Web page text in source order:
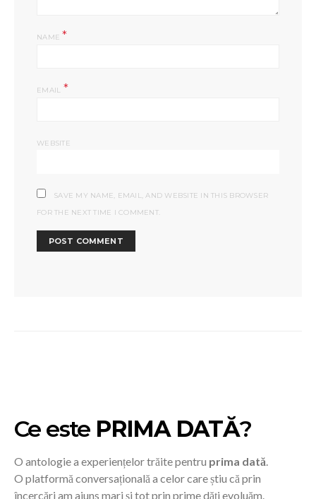
NAME*
EMAIL *
WEBSITE
SAVE MY NAME, EMAIL, AND WEBSITE IN THIS BROWSER
FOR THE NEXT TIME I COMMENT.
Ce este PRIMA DATĂ?
O antologie a experiențelor trăite pentru prima dată.
O platformă conversațională a celor care știu că prin
încercări am ajuns mari și tot prin prime dăți evoluăm.